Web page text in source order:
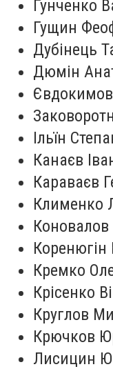
Гунченко
Гущин
Дубінець
Дюмін
Ільїн
Канаєв
Караваєв
Клименко
Кремко
Крісенко
Круглов
Крючков
Лисицин